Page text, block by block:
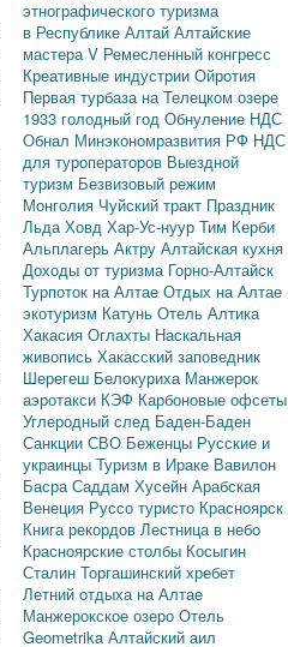
этнографического туризма
в Республике Алтай Алтайские
мастераV Ремесленный конгресс
Креативные индустрии Ойротия
Первая турбаза на Телецком озере
1933 голодный год Обнуление НДС
Обнал Минэкономразвития РФ НДС
для туроператоров Выездной
туризм Безвизовый режим
Монголия Чуйский тракт Праздник
ЛьдаХовд Хар-Ус-нуур Тим Керби
Альплагерь Актру Алтайская кухня
Доходы от туризма Горно-Алтайск
Турпоток на Алтае Отдых на Алтае
экотуризм Катунь Отель Алтика
Хакасия Оглахты Наскальная
живопись Хакасский заповедник
Шерегеш Белокуриха Манжерок
аэротакси КЭФ Карбоновые офсеты
Углеродный след Баден-Баден
Санкции СВО Беженцы Русские и
украинцы Туризм в Ираке Вавилон
БасраСаддам Хусейн Арабская
Венеция Руссо туристо Красноярск
Книга рекордов Лестница в небо
Красноярские столбы Косыгин
Сталин Торгашинский хребет
Летний отдыха на Алтае
Манжерокское озеро Отель
Geometrika Алтайский аил